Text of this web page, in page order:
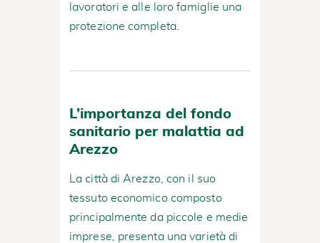
lavoratori e alle loro famiglie una
protezione completa.
L’importanza del fondo
sanitario per malattia ad
Arezzo
La città di Arezzo, con il suo
tessuto economico composto
principalmente da piccole e medie
imprese, presenta una varietà di